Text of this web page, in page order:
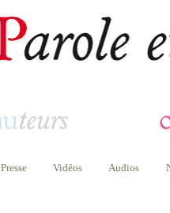
Presse Vidéos Audios